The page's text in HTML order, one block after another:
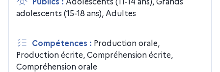
adolescents (15-18 ans), Adultes
Compétences : Production orale,
Production écrite,Compréhension écrite,
Compréhension orale